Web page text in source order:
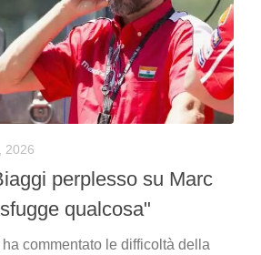
2026
perplesso su Marc
qualcosa"
commentato le difficoltà della